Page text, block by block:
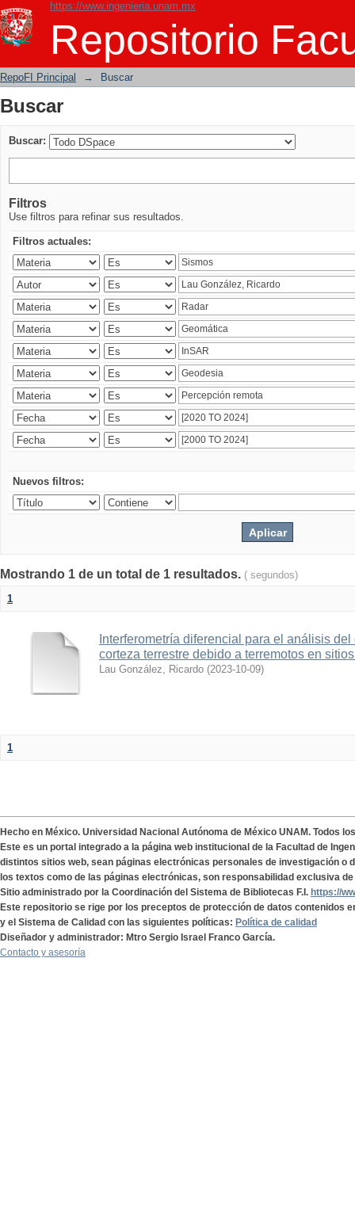
https://www.ingenieria.unam.mx
Repositorio
Buscar
RepoFI Principal → Buscar
Buscar
Buscar:
Filtros
Use filtros para refinar sus resultados.
Filtros actuales:
Nuevos filtros:
Mostrando 1 de un total de 1 resultados. ( segundos)
1
Interferometría diferencial para el análisis
corteza terrestre debido a terremotos en
Lau González, Ricardo (2023-10-09)
1
Hecho en México. Universidad Nacional Autónoma de México UNAM. Todos
Este es un portal integrado a la página web institucional de la Facultad de
distintos sitios web, sean páginas electrónicas personales de investigación o
los textos como de las páginas electrónicas, son responsabilidad exclusiva
Sitio administrado por la Coordinación del Sistema de Bibliotecas F.I. https://
Este repositorio se rige por los preceptos de protección de datos contenidos
y el Sistema de Calidad con las siguientes políticas: Política de calidad
Diseñador y administrador: Mtro Sergio Israel Franco García.
Contacto y asesoría